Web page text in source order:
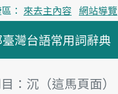
： 來去主內容 網站導覽
臺灣台語常用詞辭典
：沉（這馬頁面）